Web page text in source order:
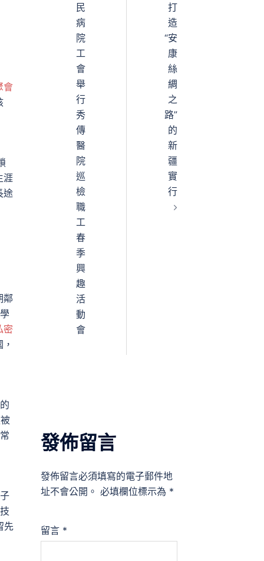
會
涯
途
鄰
密
先
民
病
院
工
會
舉
行
秀
傳
醫
院
巡
檢
職
工
春
季
興
趣
活
動
會
打
造
“安
康
絲
綢
之
路”
的
新
疆
實
行
發佈留言
發佈留言必須填寫的電子郵件地
址不會公開。 必填欄位標示為 *
留言 *